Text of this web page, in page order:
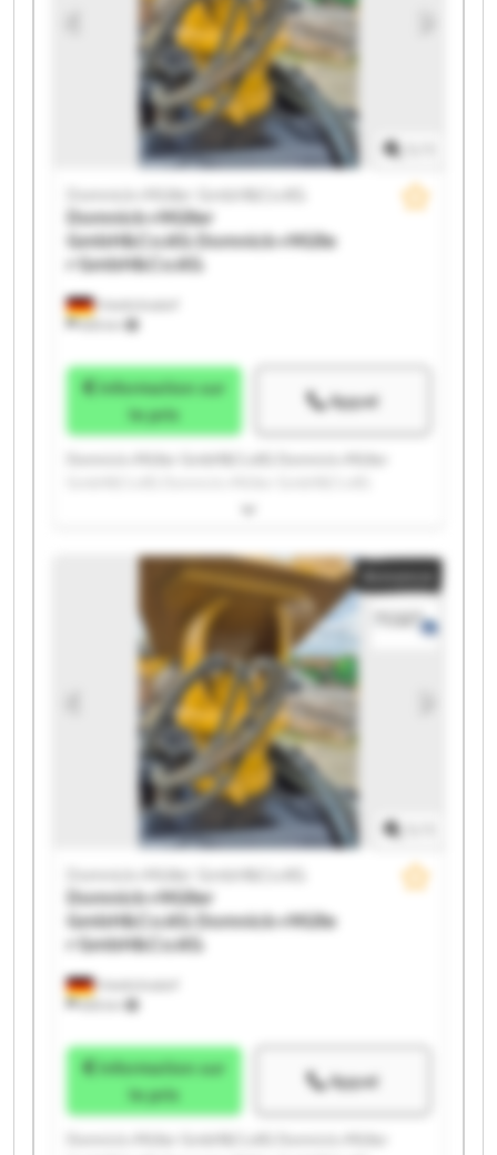
Domnick+Müller GmbH&Co.KG Domnick+Müller
GmbH&Co.KG Domnick+Müller GmbH&Co.KG
Domnick+Müller GmbH&Co.KG Domnick+Müller
GmbH&Co.KG
Friedrichsdorf
655 km
Domnick+Müller GmbH&Co.KG
Domnick+Müller
GmbH&Co.KG Domnick+Mülle
r GmbH&Co.KG
Information sur
le prix
Appel
Domnick+Müller GmbH&Co.KG Domnick+Müller
Domnick+Müller GmbH&Co.KG Domnick+Müller
GmbH&Co.KG Domnick+Müller GmbH&Co.KG
Domnick+Müller GmbH&Co.KG Domnick+Müller
GmbH&Co.KG Domnick+Müller GmbH&Co.KG
Domnick+Müller GmbH&Co.KG Domnick+Müller
GmbH&Co.KG Domnick+Müller GmbH&Co.KG
Domnick+Müller GmbH&Co.KG Domnick+Müller
GmbH&Co.KG Domnick+Müller GmbH&Co.KG
Domnick+Müller GmbH&Co.KG Domnick+Müller
GmbH&Co.KG
Annonce
Friedrichsdorf
655 km
Domnick+Müller GmbH&Co.KG
Domnick+Müller
GmbH&Co.KG Domnick+Mülle
r GmbH&Co.KG
Information sur
le prix
Appel